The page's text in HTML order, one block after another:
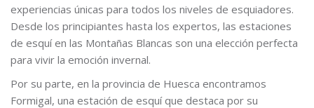
experiencias únicas para todos los niveles de esquiadores.
Desde los principiantes hasta los expertos, las estaciones
de esquí en las Montañas Blancas son una elección perfecta
para vivir la emoción invernal.
Por su parte, en la provincia de Huesca encontramos
Formigal, una estación de esquí que destaca por su